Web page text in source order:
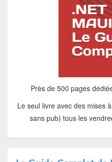
Près de 500 pages
Le seul livre avec des mises
sans pub) tous les